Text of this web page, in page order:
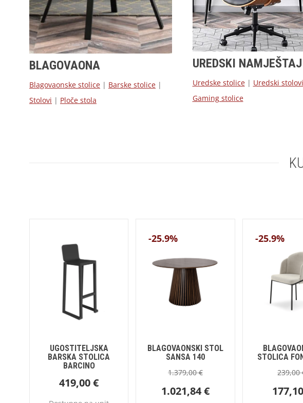
BLAGOVAONA
Blagovaonske stolice | Barske stolice |
Stolovi | Ploče stola
UREDSKI NAMJEŠTAJ
Uredske stolice| Uredski stolovi
Gaming stolice
UGOSTITELJSKA
BARSKA STOLICA
BARCINO
419,00€
-25.9%
BLAGOVAONSKI STOL
SANSA 140
1.379,00€
1.021,84€
-25.9%
STOLICA
239,00
177,10